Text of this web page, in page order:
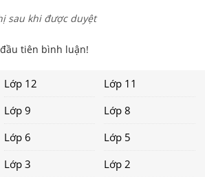
sau khi được duyệt
tiên bình luận!
Lớp 12
Lớp 11
Lớp 9
Lớp 8
Lớp 6
Lớp 5
Lớp 3
Lớp 2